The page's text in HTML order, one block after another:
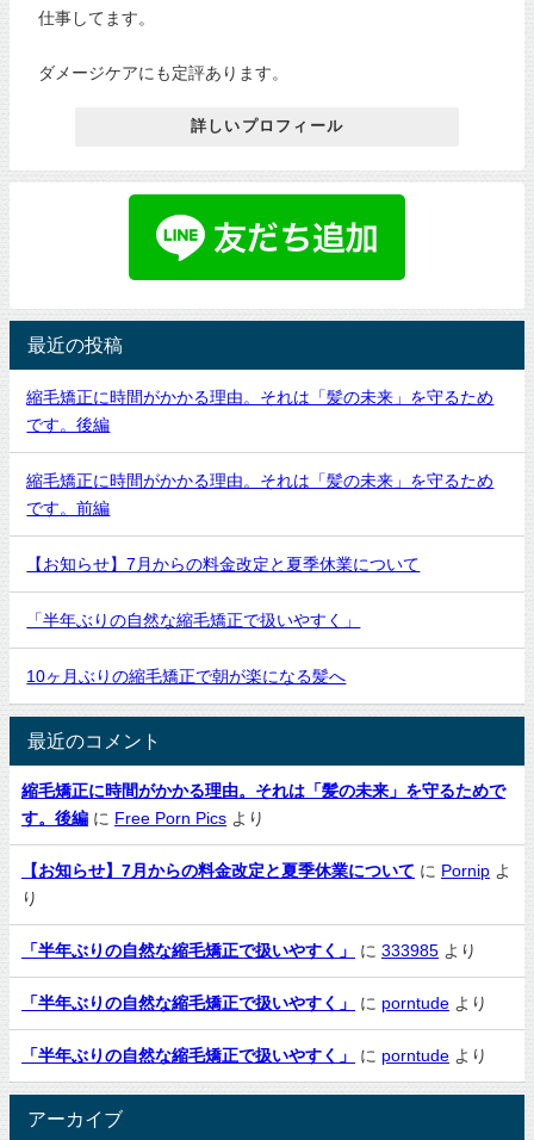
仕事してます。
ダメージケアにも定評あります。
詳しいプロフィール
最近の投稿
縮毛矯正に時間がかかる理由。それは「髪の未来」を守るため
です。後編
縮毛矯正に時間がかかる理由。それは「髪の未来」を守るため
です。前編
【お知らせ】7月からの料金改定と夏季休業について
「半年ぶりの自然な縮毛矯正で扱いやすく」
10ヶ月ぶりの縮毛矯正で朝が楽になる髪へ
最近のコメント
縮毛矯正に時間がかかる理由。それは「髪の未来」を守るためで
す。後編 に Free Porn Pics より
【お知らせ】7月からの料金改定と夏季休業について に Pornip よ
り
「半年ぶりの自然な縮毛矯正で扱いやすく」 に 333985 より
「半年ぶりの自然な縮毛矯正で扱いやすく」 に porntude より
「半年ぶりの自然な縮毛矯正で扱いやすく」 に porntude より
アーカイブ